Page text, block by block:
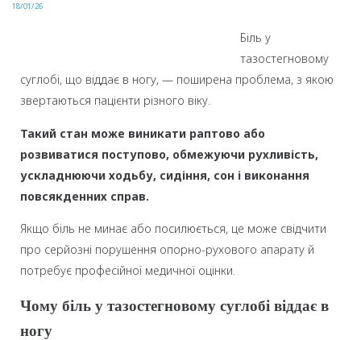
18/01/26
Біль у
тазостегновому
суглобі, що віддає в ногу, — поширена проблема, з якою
звертаються пацієнти різного віку.
Такий стан може виникати раптово або
розвиватися поступово, обмежуючи рухливість,
ускладнюючи ходьбу, сидіння, сон і виконання
повсякденних справ.
Якщо біль не минає або посилюється, це може свідчити
про серйозні порушення опорно-рухового апарату й
потребує професійної медичної оцінки.
Чому біль у тазостегновому суглобі віддає в
ногу